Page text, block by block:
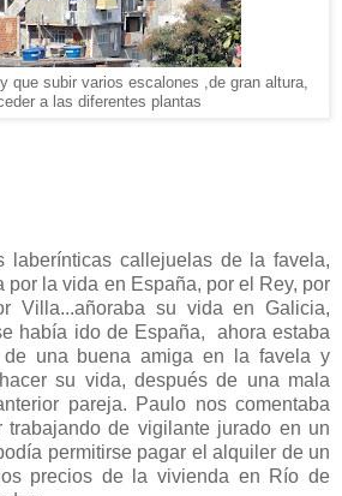
que subir varios escalones ,de gran altura,
a las diferentes plantas
callejuelas de la favela,
por la vida en España, por el Rey, por
Villa...añoraba su vida en Galicia,
había ido de España, ahora estaba
una buena amiga en la favela y
su vida, después de una mala
pareja. Paulo nos comentaba
de vigilante jurado en un
permitirse pagar el alquiler de un
precios de la vivienda en Río de